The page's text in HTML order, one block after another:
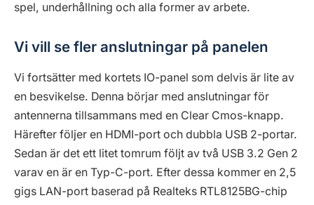
spel, underhållning och alla former av arbete.
Vi vill se fler anslutningar på panelen
Vi fortsätter med kortets IO-panel som delvis är lite av
en besvikelse. Denna börjar med anslutningar för
antennerna tillsammans med en Clear Cmos-knapp.
Härefter följer en HDMI-port och dubbla USB 2-portar.
Sedan är det ett litet tomrum följt av två USB 3.2 Gen 2
varav en är en Typ-C-port. Efter dessa kommer en 2,5
gigs LAN-port baserad på Realteks RTL8125BG-chip